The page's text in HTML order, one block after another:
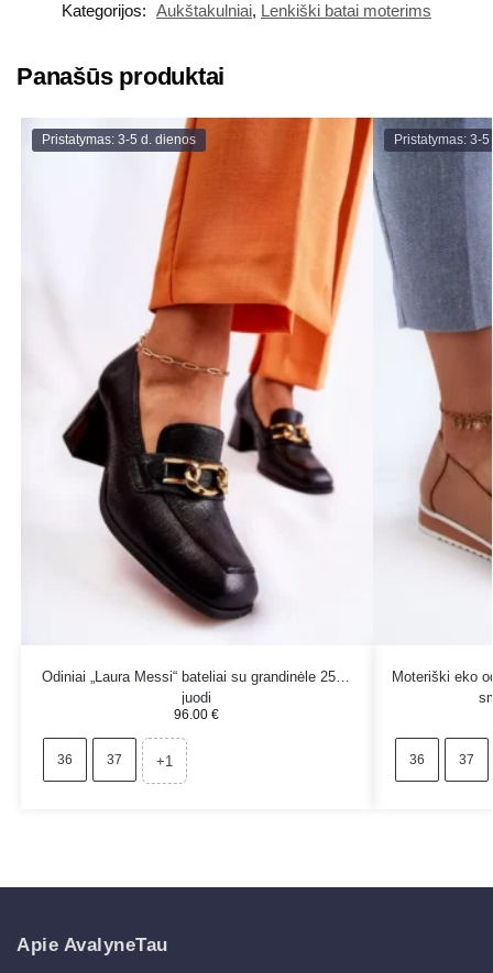
Kategorijos: Aukštakulniai, Lenkiški batai moterims
Panašūs produktai
Pristatymas: 3-5 d. dienos
Odiniai „Laura Messi“ bateliai su grandinėle 2515
juodi
96.00€
36 37 +1
Pristatymas: 3-
Moteriški eko
36 37
Apie AvalyneTau